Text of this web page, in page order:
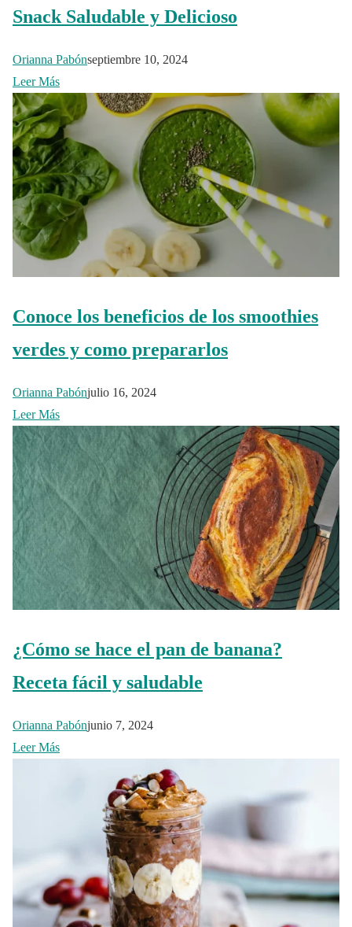
Snack Saludable y Delicioso
Orianna Pabónseptiembre 10, 2024
Leer Más
Conoce los beneficios de los smoothies
verdes y como prepararlos
Orianna Pabónjulio 16, 2024
Leer Más
¿Cómo se hace el pan de banana?
Receta fácil y saludable
Orianna Pabónjunio 7, 2024
Leer Más